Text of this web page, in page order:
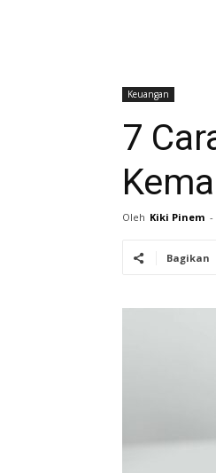
Keuangan
7
Oleh Kiki Pinem -
Bagikan